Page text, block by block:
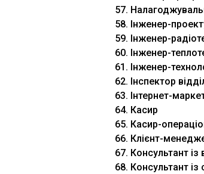
57.
58. Інженер-
59. Інженер-
60. Інженер-
61. Інженер-
62. Інспектор
63. Інтернет-
64. Касир
65. Касир-
66. Клієнт-
67. Консультант
68. Консультант